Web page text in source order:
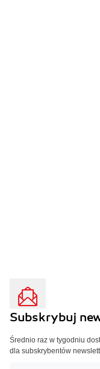
Subskrybuj
Średnio raz w tygodniu
dla subskrybentów